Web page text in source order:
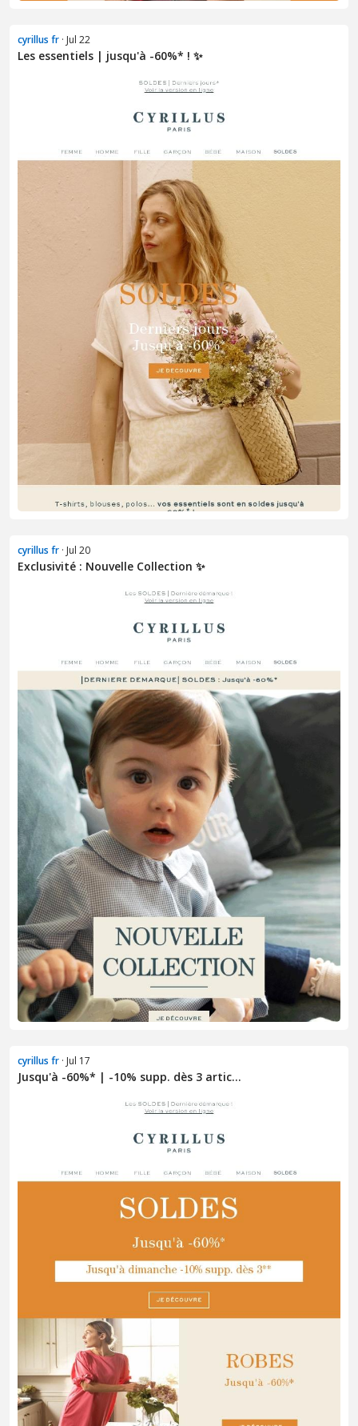
cyrillus fr · Jul 22
Les essentiels | jusqu'à -60%* ! ✨
cyrillus fr · Jul 20
Exclusivité : Nouvelle Collection ✨
cyrillus fr · Jul 17
Jusqu'à -60%* | -10% supp. dès 3 artic...